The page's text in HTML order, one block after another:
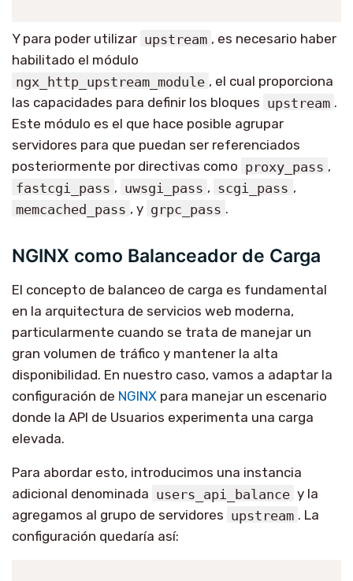
Y para poder utilizar upstream , es necesario haber
habilitado el módulo
ngx_http_upstream_module , el cual proporciona
las capacidades para definir los bloques upstream .
Este módulo es el que hace posible agrupar
servidores para que puedan ser referenciados
posteriormente por directivas como proxy_pass ,
fastcgi_pass , uwsgi_pass , scgi_pass ,
memcached_pass , y grpc_pass .
NGINX como Balanceador de Carga
El concepto de balanceo de carga es fundamental
en la arquitectura de servicios web moderna,
particularmente cuando se trata de manejar un
gran volumen de tráfico y mantener la alta
disponibilidad. En nuestro caso, vamos a adaptar la
configuración de NGINX para manejar un escenario
donde la API de Usuarios experimenta una carga
elevada.
Para abordar esto, introducimos una instancia
adicional denominada users_api_balance y la
agregamos al grupo de servidores upstream . La
configuración quedaría así: